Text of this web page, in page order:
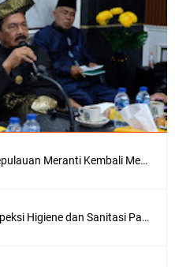
Pemerintah Kabupaten Kepulauan Meranti Kembali Merombak 3 Pejabat Eselon III. A Serta III. B
SPPG Mantiasa Jalani Inspeksi Higiene dan Sanitasi Pangan